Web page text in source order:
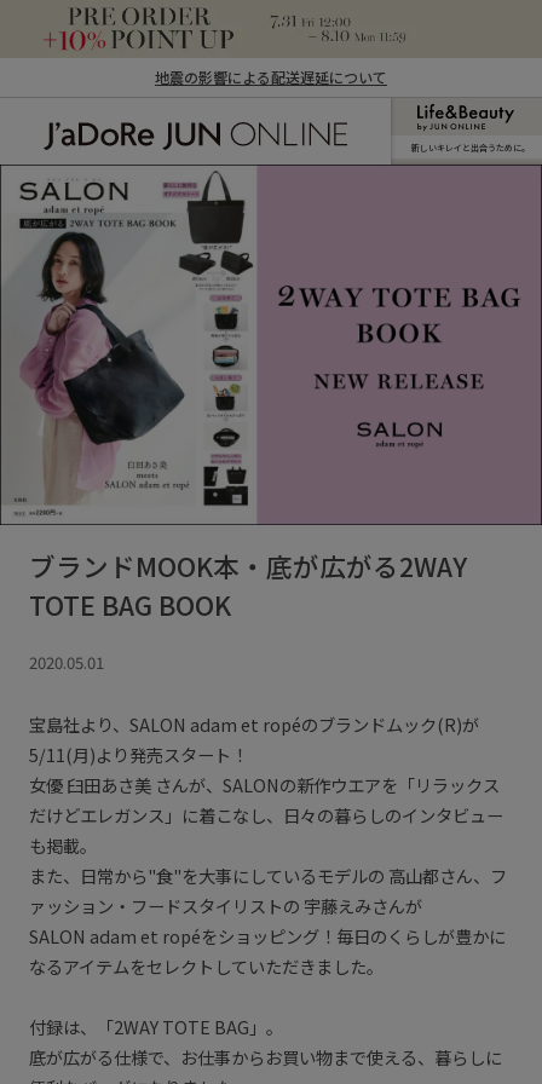
地震の影響による配送遅延について
J'aDoRe JUN ONLINE（ジャドール ジュ
ン オンライン）
新しいキレイと出合うために。
ブランドMOOK本・底が広がる2WAY
TOTE BAG BOOK
2020.05.01
宝島社より、SALON adam et ropéのブランドムック(R)が
5/11(月)より発売スタート！
女優 臼田あさ美 さんが、SALONの新作ウエアを「リラックス
だけどエレガンス」に着こなし、日々の暮らしのインタビュー
も掲載。
また、日常から"食"を大事にしているモデルの 高山都さん、フ
ァッション・フードスタイリストの 宇藤えみさんが
SALON adam et ropéをショッピング！毎日のくらしが豊かに
なるアイテムをセレクトしていただきました。
付録は、「2WAY TOTE BAG」。
底が広がる仕様で、お仕事からお買い物まで使える、暮らしに